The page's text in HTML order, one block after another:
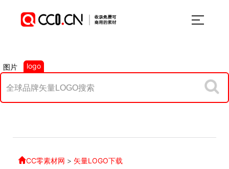
图片 logo
CC零素材网 > 矢量LOGO下载